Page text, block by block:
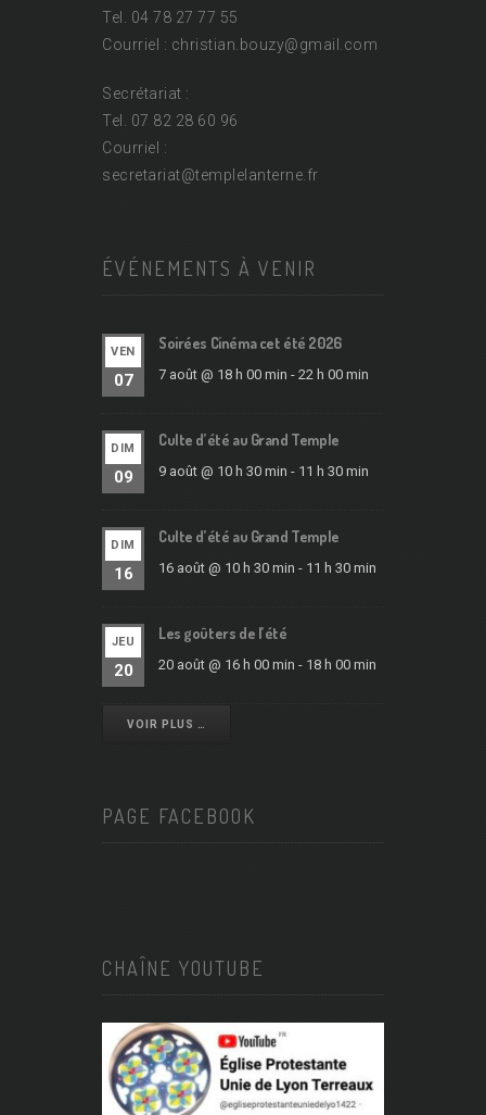
Tel. 04 78 27 77 55
Courriel : christian.bouzy@gmail.com
Secrétariat :
Tel. 07 82 28 60 96
Courriel :
secretariat@templelanterne.fr
ÉVÉNEMENTS À VENIR
VEN
07
Soirées Cinéma cet été 2026
7 août @ 18 h 00 min - 22 h 00 min
DIM
09
Culte d’été au Grand Temple
9 août @ 10 h 30 min - 11 h 30 min
DIM
16
Culte d’été au Grand Temple
16 août @ 10 h 30 min - 11 h 30 min
JEU
20
Les goûters de l’été
20 août @ 16 h 00 min - 18 h 00 min
VOIR PLUS …
PAGE FACEBOOK
CHAÎNE YOUTUBE